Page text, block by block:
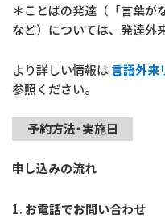
＊ことばの発達（「言葉が
など）については、発達外
より詳しい情報は言語外来
参照ください。
予約方法・実施日
申し込みの流れ
お電話でお問い合わせ